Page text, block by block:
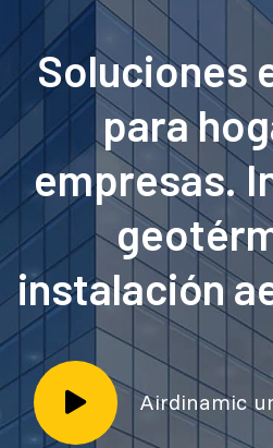
Soluciones
para
empresas.
instalación
Airdinamic